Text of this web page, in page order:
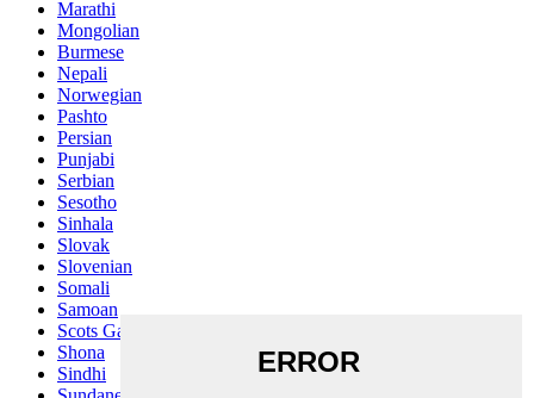
Marathi
Mongolian
Burmese
Nepali
Norwegian
Pashto
Persian
Punjabi
Serbian
Sesotho
Sinhala
Slovak
Slovenian
Somali
Samoan
Scots Gaelic
Shona
Sindhi